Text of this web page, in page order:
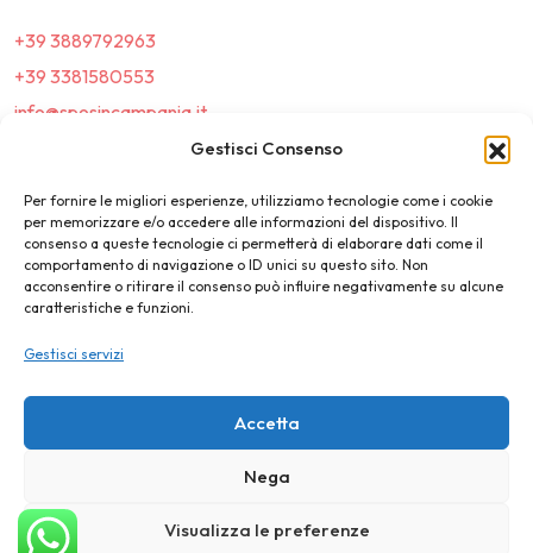
Gestisci Consenso
Per fornire le migliori esperienze, utilizziamo tecnologie come i cookie
per memorizzare e/o accedere alle informazioni del dispositivo. Il
consenso a queste tecnologie ci permetterà di elaborare dati come il
comportamento di navigazione o ID unici su questo sito. Non
acconsentire o ritirare il consenso può influire negativamente su alcune
caratteristiche e funzioni.
Gestisci servizi
Accetta
Nega
Visualizza le preferenze
+39 3889792963
+39 3381580553
info@sposincampania.it
sposincampania@pec.it
Link
Top100
News e Tendenze
Destination Wedding
©2025 SposIn Campania